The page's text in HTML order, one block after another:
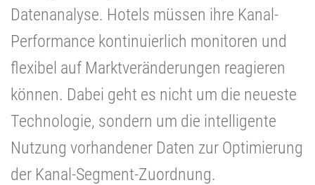
Datenanalyse. Hotels müssen ihre Kanal-
Performance kontinuierlich monitoren und
flexibel auf Marktveränderungen reagieren
können. Dabei geht es nicht um die neueste
Technologie, sondern um die intelligente
Nutzung vorhandener Daten zur Optimierung
der Kanal-Segment-Zuordnung.